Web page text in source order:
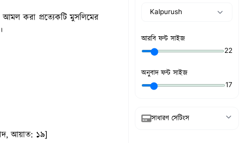
আমল করা প্রত্যেকটি মুসলিমের
আয়াত: ১৯]
Kalpurush
আরবি ফন্ট সাইজ
22
অনুবাদ ফন্ট সাইজ
17
সাধারণ সেটিংস